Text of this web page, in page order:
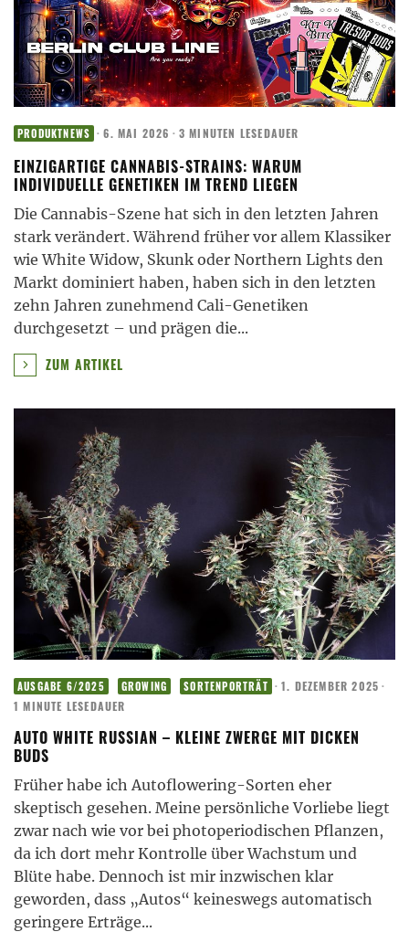
PRODUKTNEWS · 6. MAI 2026 · 3 MINUTEN LESEDAUER
EINZIGARTIGE CANNABIS-STRAINS: WARUM
INDIVIDUELLE GENETIKEN IM TREND LIEGEN
Die Cannabis-Szene hat sich in den letzten Jahren
stark verändert. Während früher vor allem Klassiker
wie White Widow, Skunk oder Northern Lights den
Markt dominiert haben, haben sich in den letzten
zehn Jahren zunehmend Cali-Genetiken
durchgesetzt – und prägen die...
ZUM ARTIKEL
AUSGABE 6/2025 GROWING SORTENPORTRÄT · 1. DEZEMBER 2025 ·
1 MINUTE LESEDAUER
AUTO WHITE RUSSIAN – KLEINE ZWERGE MIT DICKEN
BUDS
Früher habe ich Autoflowering-Sorten eher
skeptisch gesehen. Meine persönliche Vorliebe liegt
zwar nach wie vor bei photoperiodischen Pflanzen,
da ich dort mehr Kontrolle über Wachstum und
Blüte habe. Dennoch ist mir inzwischen klar
geworden, dass „Autos“ keineswegs automatisch
geringere Erträge...